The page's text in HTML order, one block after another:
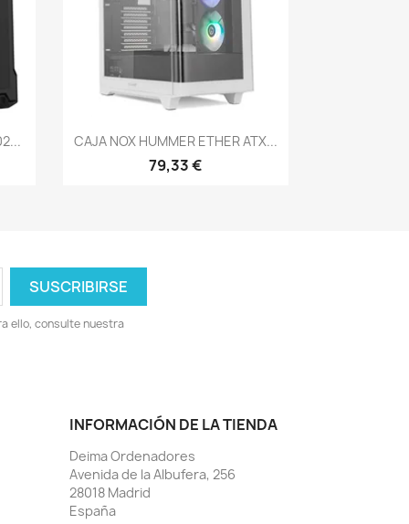
Vista rápida
CAJA NOX HUMMER ETHER ATX...
79,33 €
ello, consulte nuestra
INFORMACIÓN DE LA TIENDA
Deima Ordenadores
Avenida de la Albufera, 256
28018 Madrid
España